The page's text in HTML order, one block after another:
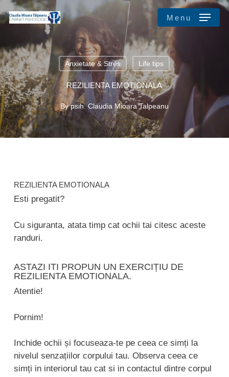
Skip
to
content
Menu
Anxietate & Stres Life tips
REZILIENTA EMOTIONALA
By psih. Claudia Mioara Talpeanu
REZILIENTA EMOTIONALA
Esti pregatit?
Cu siguranta, atata timp cat ochii tai citesc aceste
randuri.
ASTAZI ITI PROPUN UN EXERCIȚIU DE
REZILIENTA EMOTIONALA.
Atentie!
Pornim!
Inchide ochii și focuseaza-te pe ceea ce simți la
nivelul senzațiilor corpului tau. Observa ceea ce
simți in interiorul tau cat si in contactul dintre corpul